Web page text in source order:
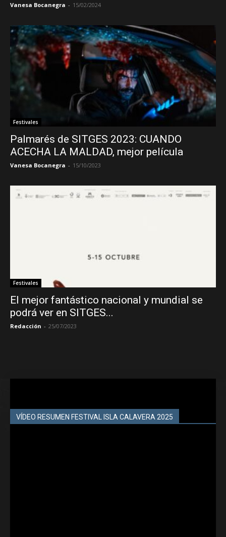
Vanesa Bocanegra - 15/02/2024
Festivales
Palmarés de SITGES 2023: CUANDO
ACECHA LA MALDAD, mejor película
Vanesa Bocanegra - 15/10/2023
Festivales
El mejor fantástico nacional y mundial se
podrá ver en SITGES...
Redacción - 25/07/2023
VÍDEO RESUMEN FESTIVAL ISLA CALAVERA 2025